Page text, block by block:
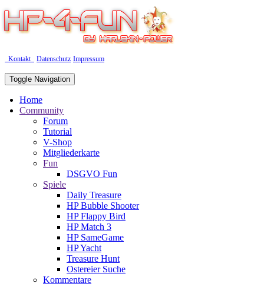
Kontakt Datenschutz Impressum
Toggle Navigation
Home
Community
Forum
Tutorial
V-Shop
Mitgliederkarte
Fun
DSGVO Fun
Spiele
Daily Treasure
HP Bubble Shooter
HP Flappy Bird
HP Match 3
HP SameGame
HP Yacht
Treasure Hunt
Ostereier Suche
Kommentare